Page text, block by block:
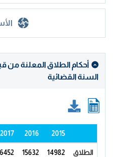
أحكام الطلاق المعلنة من
السنة القضائية
2015
2016
2017
الطلاق 14982
15632